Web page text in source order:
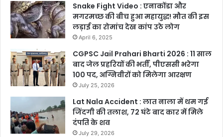
Snake Fight Video : एनाकोंडा और
मगरमच्छ की बीच हुआ महायुद्ध! मौत की इस
लड़ाई का रोमांच देख कांप उठे लोग
April 6, 2025
CGPSC Jail Prahari Bharti 2026 : 11 साल
बाद जेल प्रहरियों की भर्ती, पीएससी भरेगा
100 पद, अग्निवीरों को मिलेगा आरक्षण
July 25, 2026
Lat Nala Accident : लात नाला में थम गई
जिंदगी की तलाश, 72 घंटे बाद कार में मिले
दंपति के शव
July 29, 2026